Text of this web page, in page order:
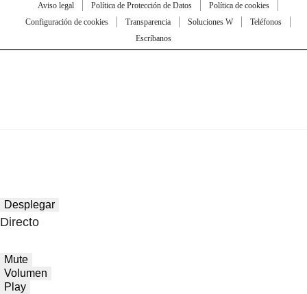
Aviso legal Política de Protección de Datos
Política de cookies
Configuración de cookies
Transparencia Soluciones W
Teléfonos
Escríbanos
Desplegar
Directo
Mute
Volumen
Play